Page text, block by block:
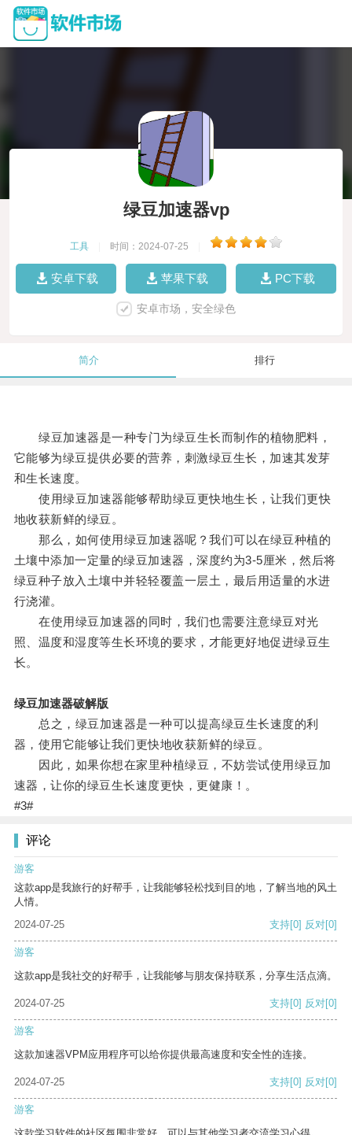
绿豆加速器vp
工具 时间：2024-07-25
安卓下载 苹果下载 PC下载
安卓市场，安全绿色
简介 排行
绿豆加速器是一种专门为绿豆生长而制作的植物肥料，
它能够为绿豆提供必要的营养，刺激绿豆生长，加速其发芽
和生长速度。
使用绿豆加速器能够帮助绿豆更快地生长，让我们更快
地收获新鲜的绿豆。
那么，如何使用绿豆加速器呢？我们可以在绿豆种植的
土壤中添加一定量的绿豆加速器，深度约为3-5厘米，然后将
绿豆种子放入土壤中并轻轻覆盖一层土，最后用适量的水进
行浇灌。
在使用绿豆加速器的同时，我们也需要注意绿豆对光
照、温度和湿度等生长环境的要求，才能更好地促进绿豆生
长。
绿豆加速器破解版
总之，绿豆加速器是一种可以提高绿豆生长速度的利
器，使用它能够让我们更快地收获新鲜的绿豆。
因此，如果你想在家里种植绿豆，不妨尝试使用绿豆加
速器，让你的绿豆生长速度更快，更健康！。
#3#
评论
游客
这款app是我旅行的好帮手，让我能够轻松找到目的地，了解当地的风土
人情。
2024-07-25
支持[0] 反对[0]
游客
这款app是我社交的好帮手，让我能够与朋友保持联系，分享生活点滴。
2024-07-25 支持[0] 反对[0]
游客
这款加速器VPM应用程序可以给你提供最高速度和安全性的连接。
2024-07-25 支持[0] 反对[0]
游客